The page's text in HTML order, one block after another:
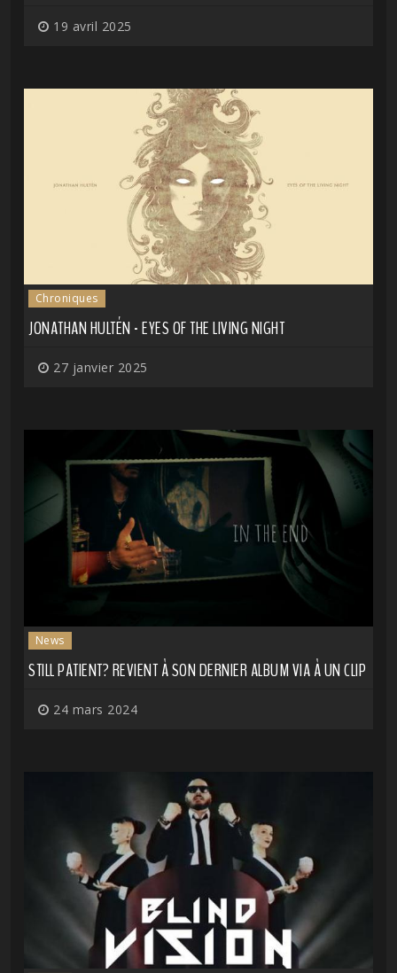
19 avril 2025
Chroniques
JONATHAN HULTÉN - EYES OF THE LIVING NIGHT
27 janvier 2025
News
STILL PATIENT? REVIENT À SON DERNIER ALBUM VIA À UN CLIP
24 mars 2024